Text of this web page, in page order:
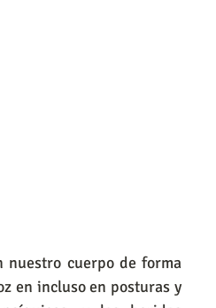
nuestro cuerpo de forma
en incluso en posturas y